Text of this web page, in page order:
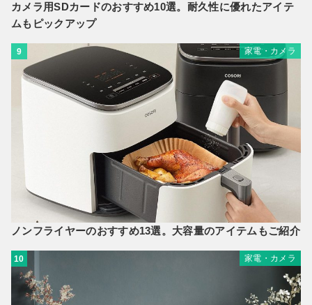
カメラ用SDカードのおすすめ10選。耐久性に優れたアイテ
ムもピックアップ
9 家電・カメラ
ノンフライヤーのおすすめ13選。大容量のアイテムもご紹介
10 家電・カメラ